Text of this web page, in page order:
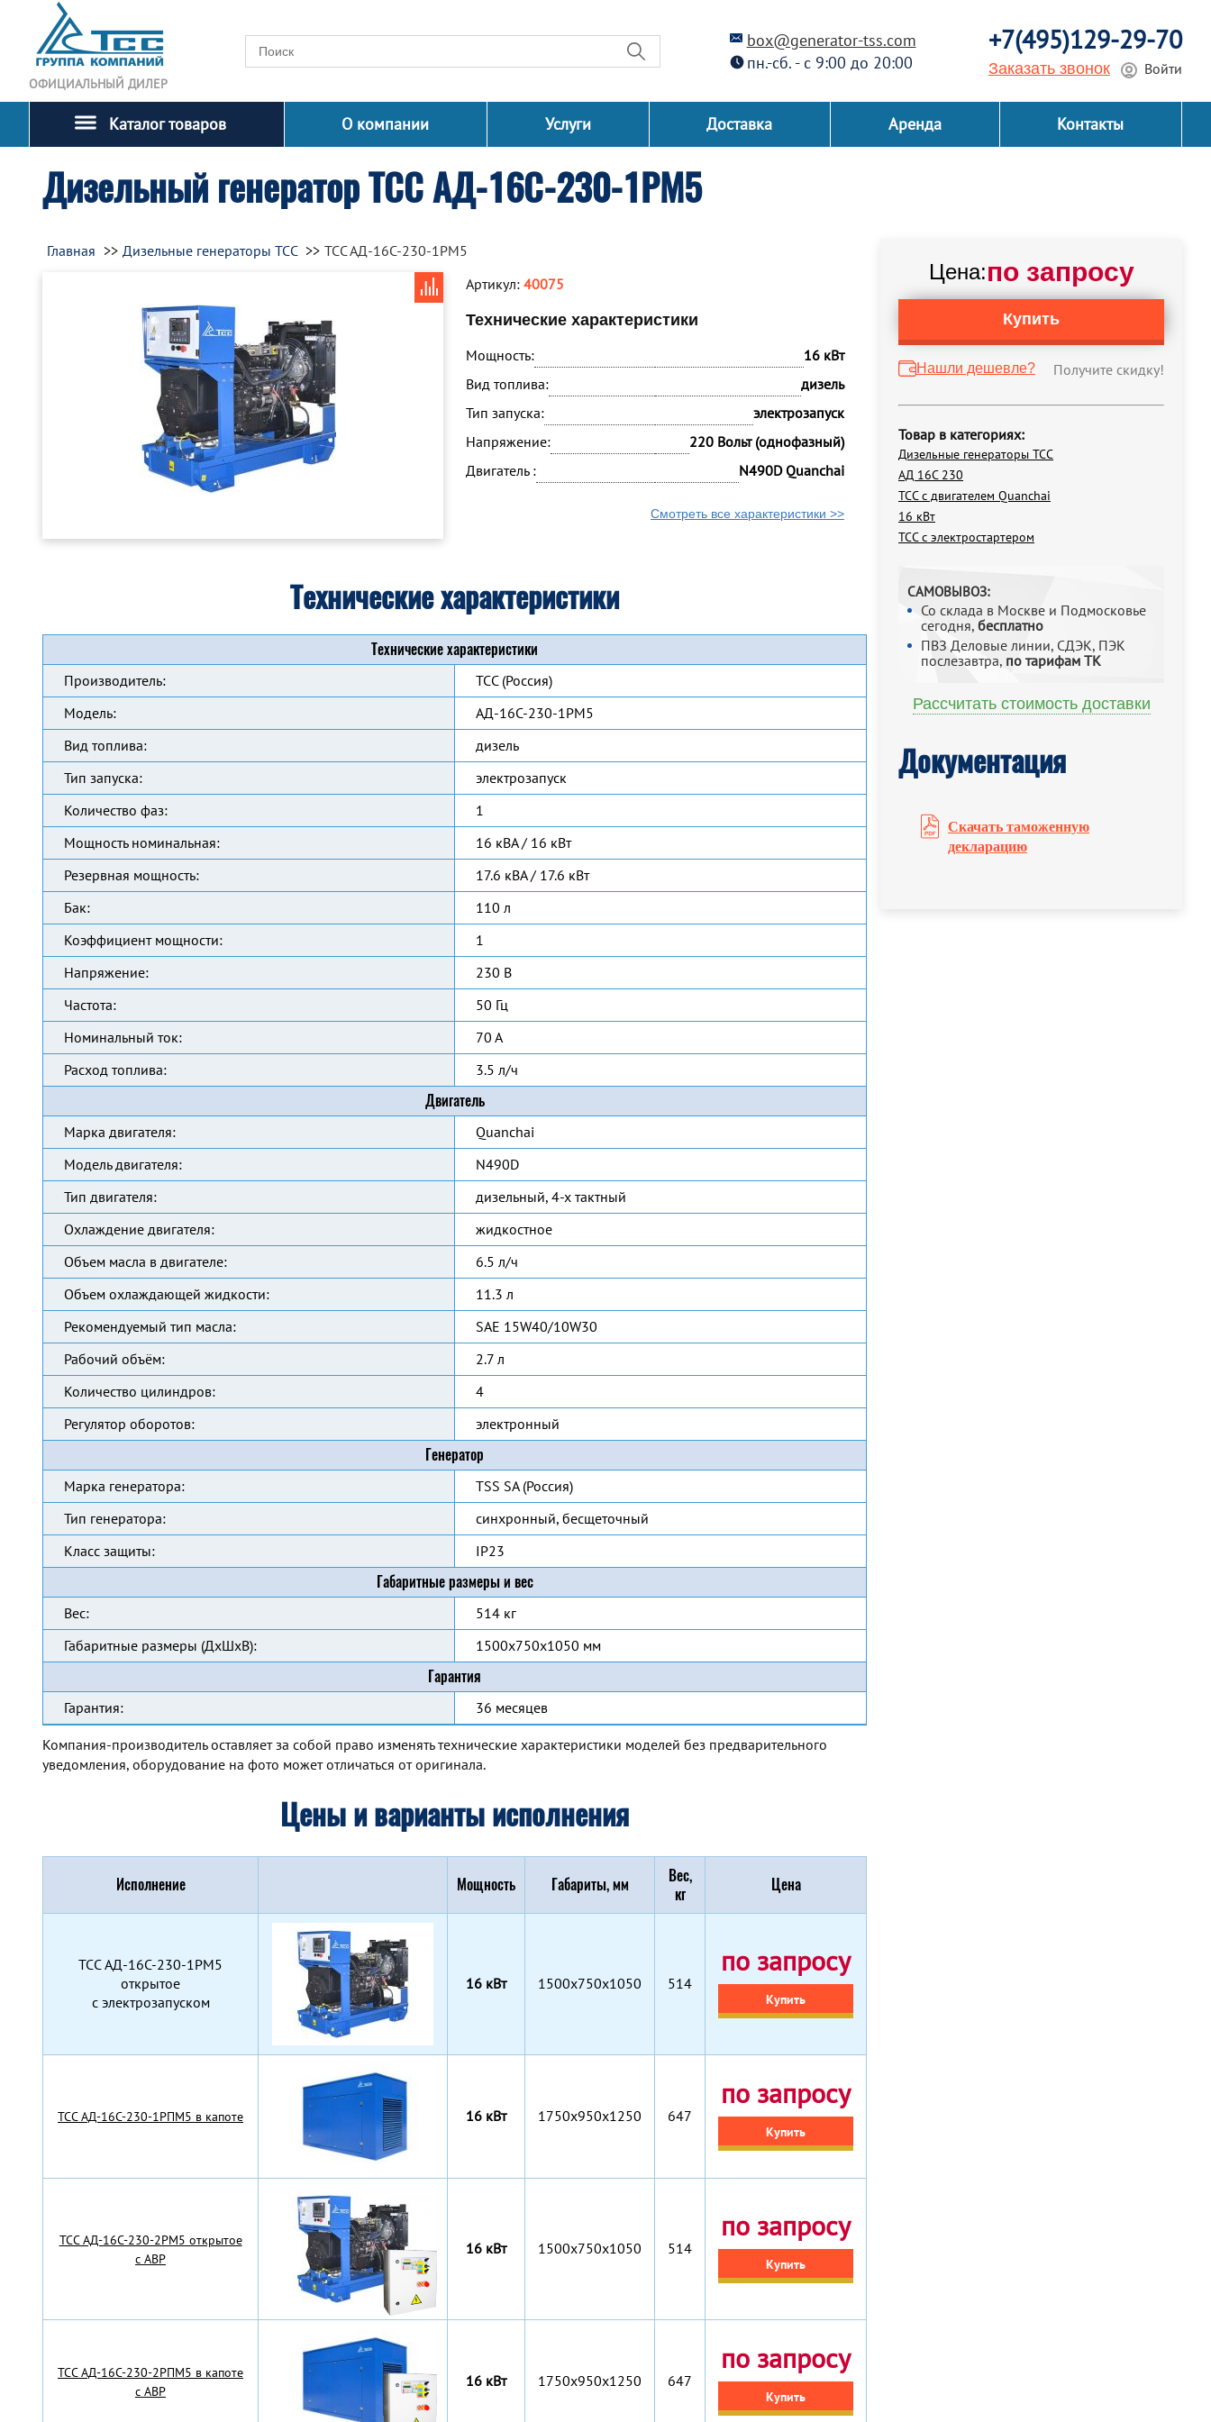
ОФИЦИАЛЬНЫЙ ДИЛЕР
box@generator-tss.com
пн.-сб. - с 9:00 до 20:00
+7(495)129-29-70
Заказать звонок Войти
Каталог товаров О компании Услуги Доставка Аренда Контакты
Дизельный генератор ТСС АД-16С-230-1РМ5
Цена:по запросу
Купить
Нашли дешевле? Получите скидку!
Товар в категориях:
Дизельные генераторы ТСС
АД 16С 230
ТСС с двигателем Quanchai
16 кВт
ТСС с электростартером
САМОВЫВОЗ:
Со склада в Москве и Подмосковье
сегодня, бесплатно
ПВЗ Деловые линии, СДЭК, ПЭК
послезавтра, по тарифам ТК
Рассчитать стоимость доставки
Документация
Скачать таможенную
декларацию
Главная Дизельные генераторы ТСС
ТСС АД-16С-230-1РМ5
Артикул: 40075
Технические характеристики
Мощность:
16 кВт
Вид топлива:
дизель
Тип запуска:
электрозапуск
Напряжение:
220 Вольт (однофазный)
Двигатель :
N490D Quanchai
Смотреть все характеристики >>
Технические характеристики
Технические характеристики
Производитель:
ТСС (Россия)
Модель:
АД-16С-230-1РМ5
Вид топлива:
дизель
Тип запуска:
электрозапуск
Количество фаз:
1
Мощность номинальная:
16 кВА / 16 кВт
Резервная мощность:
17.6 кВА / 17.6 кВт
Бак:
110 л
Коэффициент мощности:
1
Напряжение:
230 В
Частота:
50 Гц
Номинальный ток:
70 А
Расход топлива:
3.5 л/ч
Двигатель
Марка двигателя:
Quanchai
Модель двигателя:
N490D
Тип двигателя:
дизельный, 4-х тактный
Охлаждение двигателя:
жидкостное
Объем масла в двигателе:
6.5 л/ч
Объем охлаждающей жидкости:
11.3 л
Рекомендуемый тип масла:
SAE 15W40/10W30
Рабочий объём:
2.7 л
Количество цилиндров:
4
Регулятор оборотов:
электронный
Генератор
Марка генератора:
TSS SA (Россия)
Тип генератора:
синхронный, бесщеточный
Класс защиты:
IP23
Габаритные размеры и вес
Вес:
514 кг
Габаритные размеры (ДхШхВ):
1500x750x1050 мм
Гарантия
Гарантия: 36 месяцев
Компания-производитель оставляет за собой право изменять технические характеристики моделей без предварительного
уведомления, оборудование на фото может отличаться от оригинала.
Цены и варианты исполнения
Исполнение Мощность Габариты, мм
Вес,
кг
Цена
TCC АД-16С-230-1РМ5
открытое
с электрозапуском
16 кВт 1500x750x1050 514
по запросу
Купить
TCC АД-16С-230-1РПМ5 в капоте 16 кВт 1750x950x1250 647
по запросу
Купить
TCC АД-16С-230-2РМ5 открытое
с АВР
16 кВт 1500x750x1050 514
по запросу
Купить
TCC АД-16С-230-2РПМ5 в капоте
с АВР
16 кВт 1750x950x1250 647
по запросу
Купить